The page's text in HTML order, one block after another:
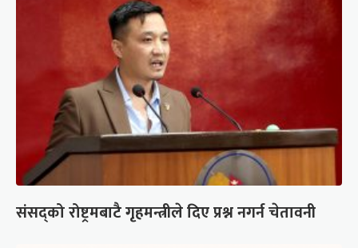
संसद्को रोष्ट्रमबाटै गृहमन्त्रीले दिए प्रश्न नगर्न चेतावनी